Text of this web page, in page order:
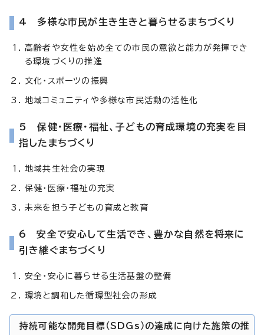
4 多様な市民が生き生きと暮らせるまちづくり
高齢者や女性を始め全ての市民の意欲と能力が発揮でき
る環境づくりの推進
文化・スポーツの振興
地域コミュニティや多様な市民活動の活性化
5 保健・医療・福祉、子どもの育成環境の充実を目
指したまちづくり
地域共生社会の実現
保健・医療・福祉の充実
未来を担う子どもの育成と教育
6 安全で安心して生活でき、豊かな自然を将来に
引き継ぐまちづくり
安全・安心に暮らせる生活基盤の整備
環境と調和した循環型社会の形成
持続可能な開発目標（SDGs）の達成に向けた施策の推